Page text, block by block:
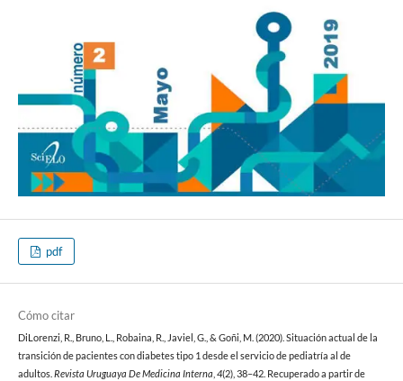
pdf
Cómo citar
DiLorenzi, R., Bruno, L., Robaina, R., Javiel, G., & Goñi, M. (2020). Situación actual de la
transición de pacientes con diabetes tipo 1 desde el servicio de pediatría al de
adultos. Revista Uruguaya De Medicina Interna 4(2), 38–42. Recuperado a partir de